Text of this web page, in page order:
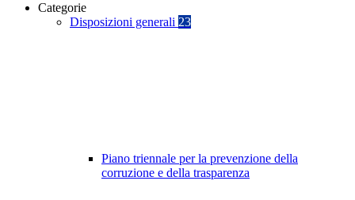
Categorie
Disposizioni generali 23
Piano triennale per la prevenzione della
corruzione e della trasparenza